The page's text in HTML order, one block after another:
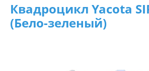
Квадроцикл Yacota
(Бело-зеленый)